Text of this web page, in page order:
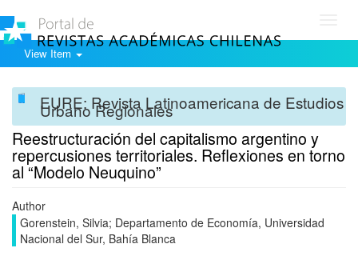
View Item
EURE: Revista Latinoamericana de Estudios
Urbano Regionales
Reestructuración del capitalismo argentino y
repercusiones territoriales. Reflexiones en torno
al “Modelo Neuquino”
Author
Gorenstein, Silvia; Departamento de Economía, Universidad
Nacional del Sur, Bahía Blanca